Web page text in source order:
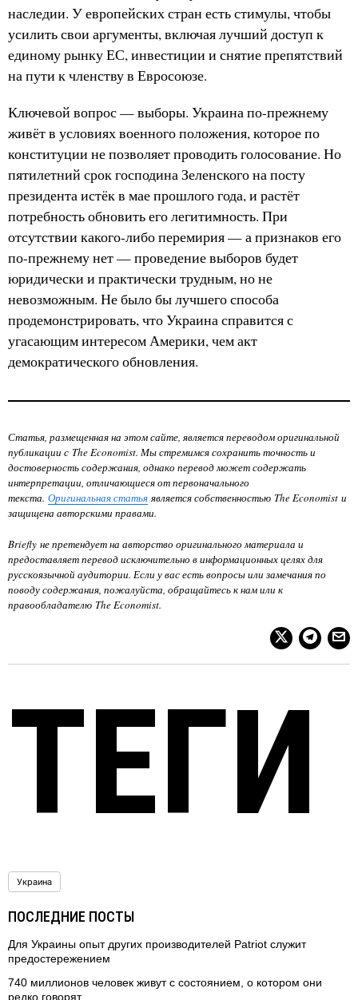
наследии. У европейских стран есть стимулы, чтобы
усилить свои аргументы, включая лучший доступ к
единому рынку ЕС, инвестиции и снятие препятствий
на пути к членству в Евросоюзе.
Ключевой вопрос — выборы. Украина по-прежнему
живёт в условиях военного положения, которое по
конституции не позволяет проводить голосование. Но
пятилетний срок господина Зеленского на посту
президента истёк в мае прошлого года, и растёт
потребность обновить его легитимность. При
отсутствии какого-либо перемирия — а признаков его
по-прежнему нет — проведение выборов будет
юридически и практически трудным, но не
невозможным. Не было бы лучшего способа
продемонстрировать, что Украина справится с
угасающим интересом Америки, чем акт
демократического обновления.
Статья, размещенная на этом сайте, является переводом оригинальной
публикации с The Economist. Мы стремимся сохранить точность и
достоверность содержания, однако перевод может содержать
интерпретации, отличающиеся от первоначального
текста. Оригинальная статьяявляется собственностью The Economist и
защищена авторскими правами.
Briefly не претендует на авторство оригинального материала и
предоставляет перевод исключительно в информационных целях для
русскоязычной аудитории. Если у вас есть вопросы или замечания по
поводу содержания, пожалуйста, обращайтесь к нам или к
правообладателю The Economist.
ТЕГИ
Украина
ПОСЛЕДНИЕ ПОСТЫ
Для Украины опыт других производителей Patriot служит
предостережением
740 миллионов человек живут с состоянием, о котором они
редко говорят